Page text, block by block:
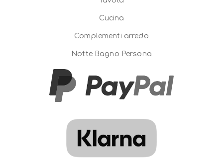
Cucina
Complementi arredo
Notte Bagno Persona